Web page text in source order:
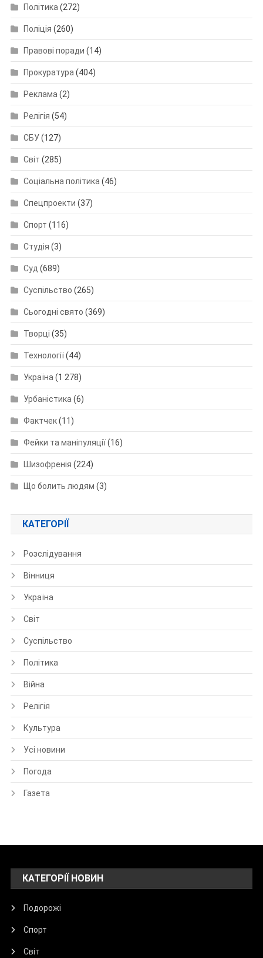
Політика (272)
Поліція (260)
Правові поради (14)
Прокуратура (404)
Реклама (2)
Релігія (54)
СБУ(127)
Світ (285)
Соціальна політика (46)
Спецпроекти (37)
Спорт (116)
Студія (3)
Суд (689)
Суспільство (265)
Сьогодні свято (369)
Творці (35)
Технології(44)
Україна (1 278)
Урбаністика (6)
Фактчек(11)
Фейки та маніпуляції(16)
Шизофренія (224)
Що болить людям (3)
КАТЕГОРІЇ
Розслідування
Вінниця
Україна
Світ
Суспільство
Політика
Війна
Релігія
Культура
Усі новини
Погода
Газета
КАТЕГОРІЇ НОВИН
Подорожі
Спорт
Світ